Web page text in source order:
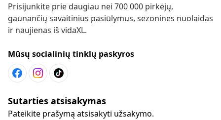
Prisijunkite prie daugiau nei 700 000 pirkėjų,
gaunančių savaitinius pasiūlymus, sezonines nuolaidas
ir naujienas iš vidaXL.
Mūsų socialinių tinklų paskyros
Sutarties atsisakymas
Pateikite prašymą atsisakyti užsakymo.